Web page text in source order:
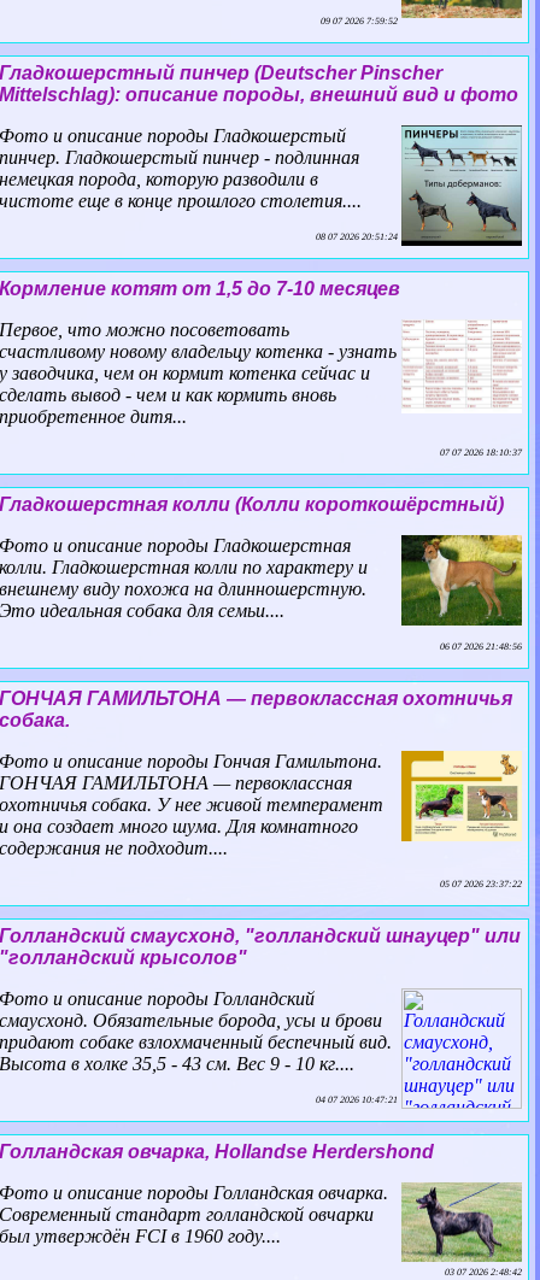
09 07 2026 7:59:52
Гладкошерстный пинчер (Deutscher Pinscher
Mittelschlag): описание породы, внешний вид и фото
Фото и описание породы Гладкошерстый
пинчер. Гладкошерстый пинчер - подлинная
немецкая порода, которую разводили в
чистоте еще в конце прошлого столетия....
08 07 2026 20:51:24
Кормление котят от 1,5 до 7-10 месяцев
Первое, что можно посоветовать
счастливому новому владельцу котенка - узнать
у заводчика, чем он кормит котенка сейчас и
сделать вывод - чем и как кормить вновь
приобретенное дитя...
07 07 2026 18:10:37
Гладкошерстная колли (Колли короткошёрстный)
Фото и описание породы Гладкошерстная
колли. Гладкошерстная колли по хаpaктеру и
внешнему виду похожа на длинношерстную.
Это идеальная собака для семьи....
06 07 2026 21:48:56
ГОНЧАЯ ГАМИЛЬТОНА — первоклассная охотничья
собака.
Фото и описание породы Гончая Гамильтона.
ГОНЧАЯ ГАМИЛЬТОНА — первоклассная
охотничья собака. У нее живой темперамент
и она создает много шума. Для комнатного
содержания не подходит....
05 07 2026 23:37:22
Голландский смаусхонд, "голландский шнауцер" или
"голландский крысолов"
Фото и описание породы Голландский
смаусхонд. Обязательные борода, усы и брови
придают собаке взлохмаченный беспечный вид.
Высота в холке 35,5 - 43 см. Вес 9 - 10 кг....
04 07 2026 10:47:21
Голландская овчарка, Hollandse Herdershond
Фото и описание породы Голландская овчарка.
Современный стандарт голландской овчарки
был утверждён FCI в 1960 году....
03 07 2026 2:48:42